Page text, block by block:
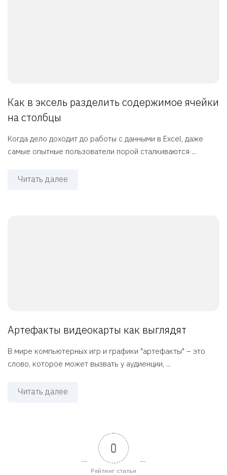
Как в эксель разделить содержимое ячейки
на столбцы
Когда дело доходит до работы с данными в Excel, даже
самые опытные пользователи порой сталкиваются ...
Читать далее
Артефакты видеокарты как выглядят
В мире компьютерных игр и графики "артефакты" – это
слово, которое может вызвать у аудиенции, ...
Читать далее
0
Рейтинг статьи